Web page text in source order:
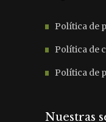
Política de
Política de
Política de
Nuestras